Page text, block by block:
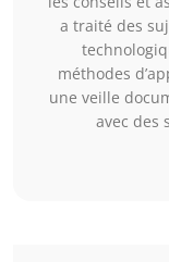
a traité des
méthodes
une veille
avec des